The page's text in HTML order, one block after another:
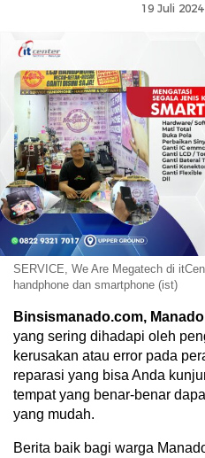
19 Juli
SERVICE, We Are Megatech di
handphone dan smartphone (ist)
Binsismanado.com,
yang sering dihadapi oleh
kerusakan atau error pada
reparasi yang bisa Anda
tempat yang benar-benar
yang mudah.
Berita baik bagi warga